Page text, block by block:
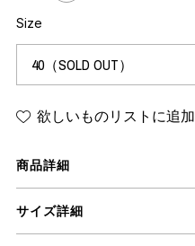
Size
欲しいものリストに追加
商品詳細
サイズ詳細